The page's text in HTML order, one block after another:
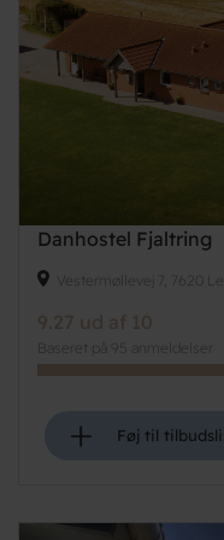
Danhostel Fjaltring
Vestermøllevej 7, 7620
9.27 ud af 10
Baseret på 95 anmeldelser
+ Føj til